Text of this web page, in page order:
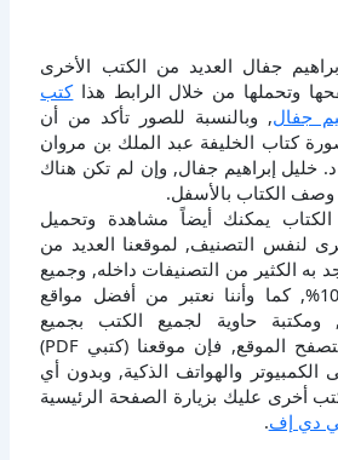
جفال العديد من الكتب الأخرى
وتحملها من خلال الرابط هذاكتب
جفال, وبالنسبة للصور تأكد من أن
كتاب الخليفة عبد الملك بن مروان
د. خليل إبراهيم جفال, وإن لم تكن هناك
وصف الكتاب بالأسفل.
الكتاب يمكنك أيضاً مشاهدة وتحميل
لنفس التصنيف, لموقعنا العديد من
به الكثير من التصنيفات داخله, وجميع
هذه الكتب مجانية 100%, كما وأننا نعتبر من أفضل مواقع
ومكتبة حاوية لجميع الكتب بجميع
تخصصاتها, وبالنسبة لتصفح الموقع, فإن موقعنا (كتبي PDF)
والهواتف الذكية, وبدون أي
أخرى عليك بزيارة الصفحة الرئيسية
دي إف.